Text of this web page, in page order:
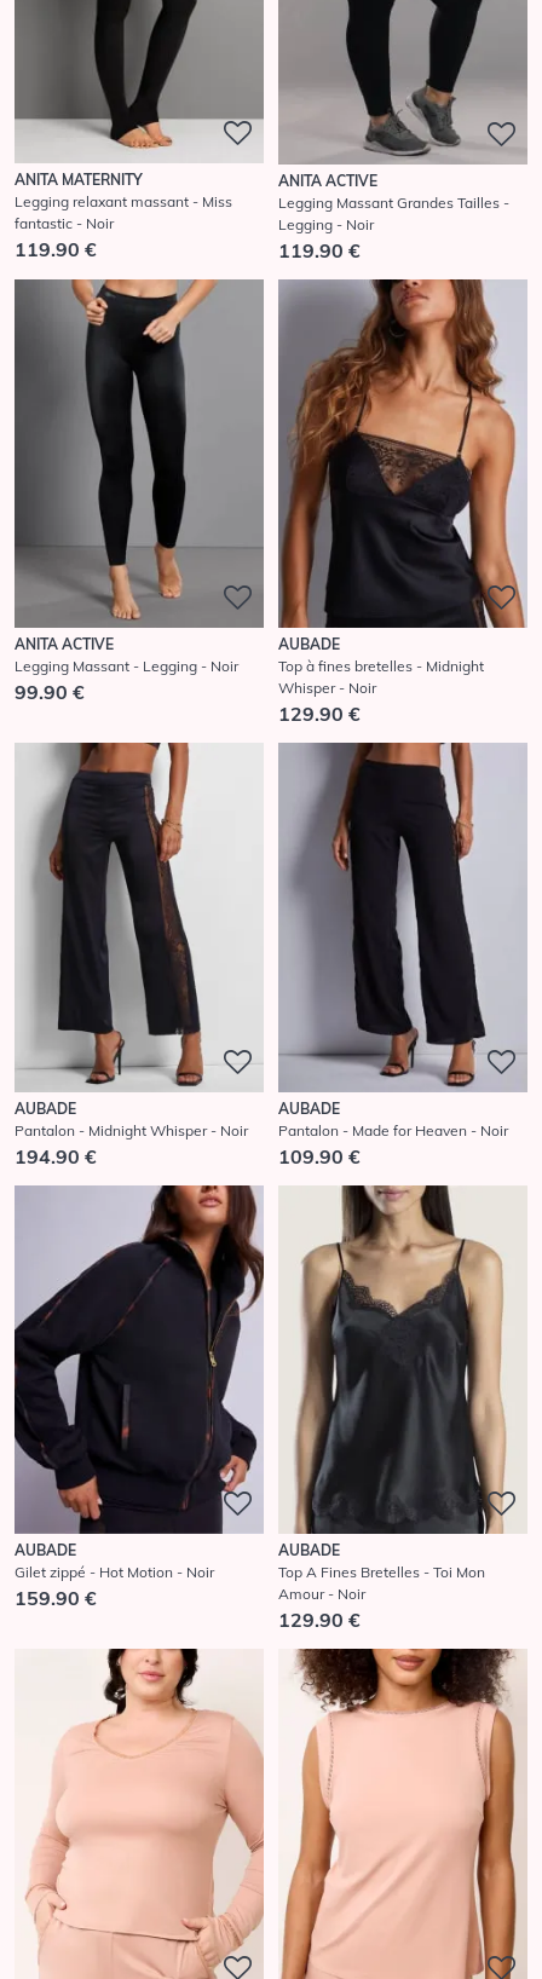
ANITA MATERNITY
Legging relaxant massant - Miss
fantastic - Noir
119.90 €
ANITA ACTIVE
Legging Massant Grandes Tailles -
Legging - Noir
119.90 €
ANITA ACTIVE
Legging Massant - Legging - Noir
99.90 €
AUBADE
Top à fines bretelles - Midnight
Whisper - Noir
129.90 €
AUBADE
Pantalon - Midnight Whisper - Noir
194.90 €
AUBADE
Pantalon - Made for Heaven - Noir
109.90 €
AUBADE
Gilet zippé - Hot Motion - Noir
159.90 €
AUBADE
Top A Fines Bretelles - Toi Mon
Amour - Noir
129.90 €